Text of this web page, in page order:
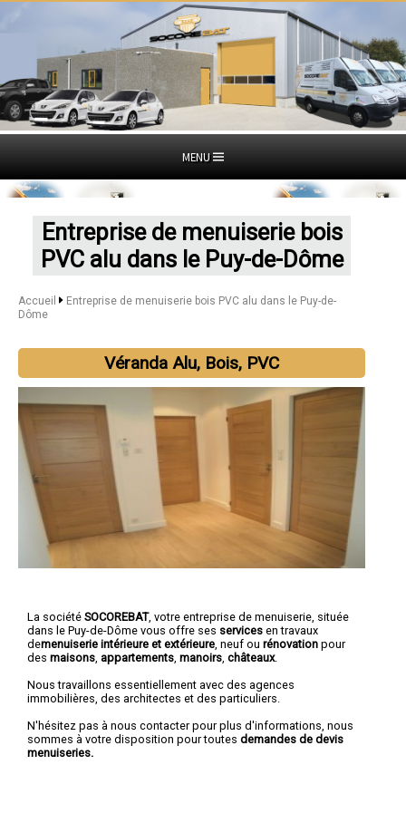
MENU
Entreprise de menuiserie bois
PVC alu dans le Puy-de-Dôme
Accueil
Entreprise de menuiserie bois PVC alu dans le Puy-de-
Dôme
Véranda Alu, Bois, PVC
La société SOCOREBAT, votre entreprise de menuiserie , située
dans le Puy-de-Dôme vous offre ses services en travaux
demenuiserie intérieure et extérieure , neuf ou rénovation pour
des maisons appartements manoirs châteaux.
Nous travaillons essentiellement avec des agences
immobilières, des architectes et des particuliers.
N'hésitez pas à nous contacter pour plus d'informations, nous
sommes à votre disposition pour toutes demandes de devis
menuiseries.